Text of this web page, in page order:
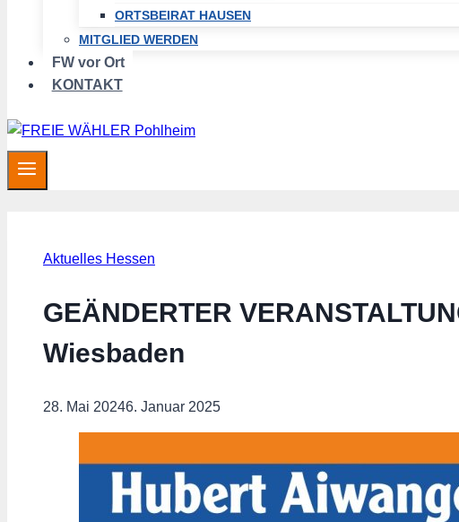
ORTSBEIRAT HAUSEN
MITGLIED WERDEN
FW vor Ort
KONTAKT
Aktuelles Hessen
GEÄNDERTER
Wiesbaden
28. Mai 20246. Januar 2025